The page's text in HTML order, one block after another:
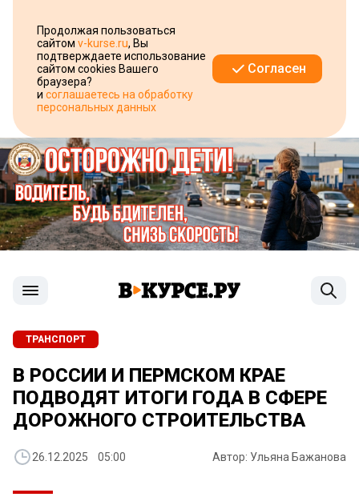
Продолжая пользоваться
сайтом v-kurse.ru, Вы
подтверждаете использование
сайтом cookies Вашего
браузера?
и соглашаетесь на обработку
персональных данных
Согласен
ТРАНСПОРТ
В РОССИИ И ПЕРМСКОМ КРАЕ
ПОДВОДЯТ ИТОГИ ГОДА В СФЕРЕ
ДОРОЖНОГО СТРОИТЕЛЬСТВА
26.12.2025 05:00 Автор: Ульяна Бажанова